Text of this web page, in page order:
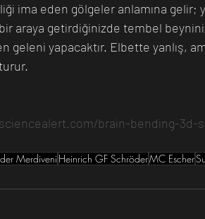
ima eden gölgeler anlamına gelir;
araya getirdiğinizde tembel
geleni yapacaktır. Elbette yanlış,
brain-bending-
MerdiveniHeinrich GF SchröderMC Escher